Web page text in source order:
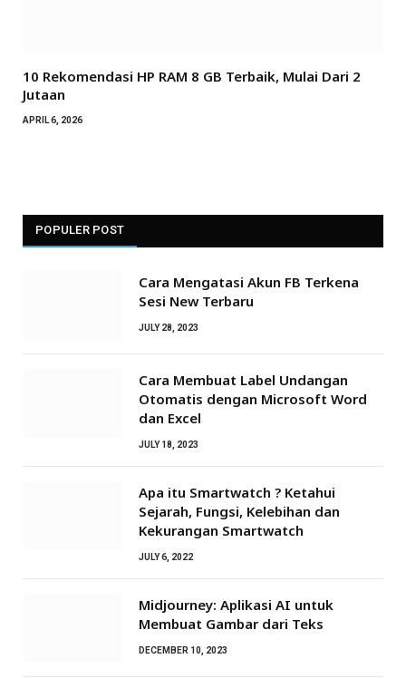
10 Rekomendasi HP RAM 8 GB Terbaik, Mulai Dari 2
Jutaan
APRIL 6, 2026
POPULER POST
Cara Mengatasi Akun FB Terkena
Sesi New Terbaru
JULY 28, 2023
Cara Membuat Label Undangan
Otomatis dengan Microsoft Word
dan Excel
JULY 18, 2023
Apa itu Smartwatch ? Ketahui
Sejarah, Fungsi, Kelebihan dan
Kekurangan Smartwatch
JULY 6, 2022
Midjourney: Aplikasi AI untuk
Membuat Gambar dari Teks
DECEMBER 10, 2023